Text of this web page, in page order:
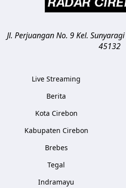
Jl. Perjuangan No. 9 Kel. Sunyaragi
45132
Live Streaming
Berita
Kota Cirebon
Kabupaten Cirebon
Brebes
Tegal
Indramayu